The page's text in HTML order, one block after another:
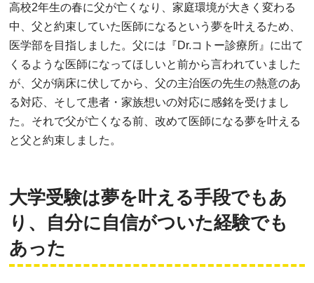
高校2年生の春に父が亡くなり、家庭環境が大きく変わる
中、父と約束していた医師になるという夢を叶えるため、
医学部を目指しました。父には『Dr.コトー診療所』に出て
くるような医師になってほしいと前から言われていました
が、父が病床に伏してから、父の主治医の先生の熱意のあ
る対応、そして患者・家族想いの対応に感銘を受けまし
た。それで父が亡くなる前、改めて医師になる夢を叶える
と父と約束しました。
大学受験は夢を叶える手段でもあ
り、 自分に自信がついた経験でも
あった